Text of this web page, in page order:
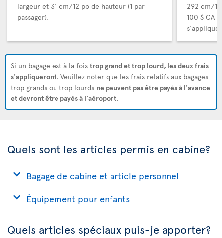
largeur et 31 cm/12 po de hauteur (1 par
passager).
292 cm/
100 $ CA
Si un bagage est à la fois trop grand et trop lourd, les deux frais
s'appliqueront. Veuillez noter que les frais relatifs aux bagages
trop grands ou trop lourds ne peuvent pas être payés à l'avance
et devront être payés à l'aéroport.
Quels sont les articles permis en cabine?
Bagage de cabine et article personnel
Équipement pour enfants
Quels articles spéciaux puis-je apporter?